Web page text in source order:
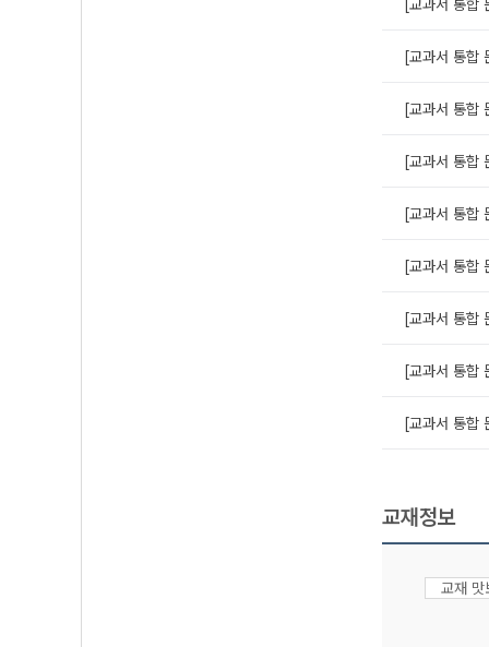
[교과서 통
[교과서 통
[교과서 통
[교과서 통
[교과서 통
[교과서 통
[교과서 통
[교과서 통
[교과서 통
교재정보
교재